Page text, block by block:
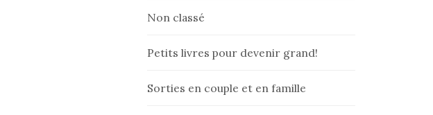
Non classé
Petits livres pour devenir grand!
Sorties en couple et en famille